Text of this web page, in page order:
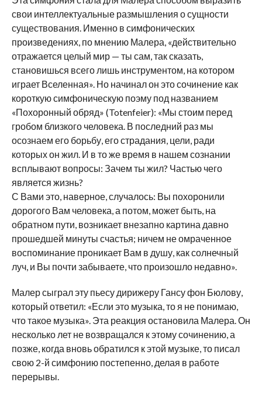
свои интеллектуальные размышления о сущности
существования. Именно в симфонических
произведениях, по мнению Малера, «действительно
отражается целый мир — ты сам, так сказать,
становишься всего лишь инструментом, на котором
играет Вселенная». Но начинал он это сочинение как
короткую симфоническую поэму под названием
«Похоронный обряд» (Totenfeier): «Мы стоим перед
гробом близкого человека. В последний раз мы
осознаем его борьбу, его страдания, цели, ради
которых он жил. И в то же время в нашем сознании
всплывают вопросы: Зачем ты жил? Частью чего
является жизнь?
С Вами это, наверное, случалось: Вы похоронили
дорогого Вам чело­века, а потом, может быть, на
обратном пути, возникает внезапно карти­на давно
прошедшей минуты счастья; ничем не омраченное
воспомина­ние проникает Вам в душу, как солнечный
луч, и Вы почти забываете, что произошло недавно».
Малер сыграл эту пьесу дирижеру Гансу фон Бюлову,
который ответил: «Если это музыка, то я не понимаю,
что такое музыка». Эта реакция остановила Малера. Он
несколько лет не возвращался к этому сочинению, а
позже, когда вновь обратился к этой музыке, то писал
свою 2-й симфонию постепенно, делая в работе
перерывы.